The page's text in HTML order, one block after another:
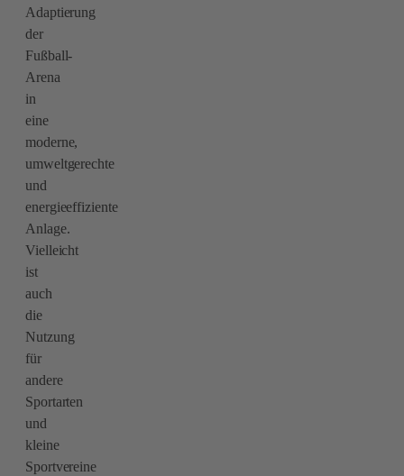
Adaptierung
der
Fußball-
Arena
in
eine
moderne,
umweltgerechte
und
energieeffiziente
Anlage.
Vielleicht
ist
auch
die
Nutzung
für
andere
Sportarten
und
kleine
Sportvereine